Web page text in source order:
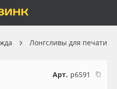
Лонгсливы для печати
Арт. р6591